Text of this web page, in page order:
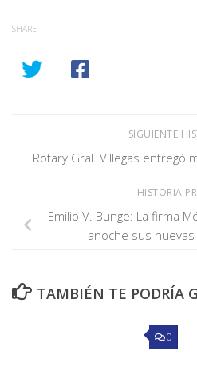
SHARE
SIGUIENTE
Rotary Gral. Villegas entregó
HISTORIA
Emilio V. Bunge: La firma
anoche sus nuevas
TAMBIÉN TE PODRÍA
0